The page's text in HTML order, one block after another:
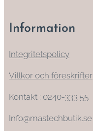
Information
Integritetspolicy
Villkor och föreskrifter
Kontakt : 0240-333 55
Info@mastechbutik.se